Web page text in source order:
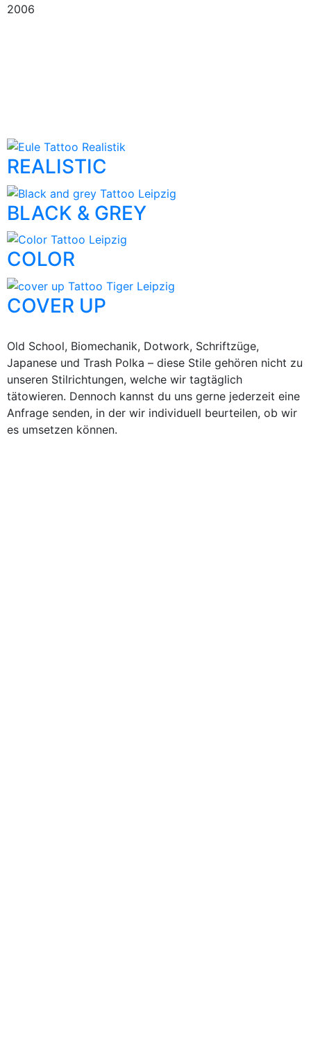
2006
REALISTIC
BLACK & GREY
COLOR
COVER UP
Old School, Biomechanik, Dotwork, Schriftzüge,
Japanese und Trash Polka – diese Stile gehören nicht zu
unseren Stilrichtungen, welche wir tagtäglich
tätowieren. Dennoch kannst du uns gerne jederzeit eine
Anfrage senden, in der wir individuell beurteilen, ob wir
es umsetzen können.